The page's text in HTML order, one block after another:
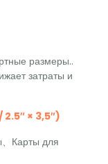
размеры..
затраты и
× 3,5″)
Карты для